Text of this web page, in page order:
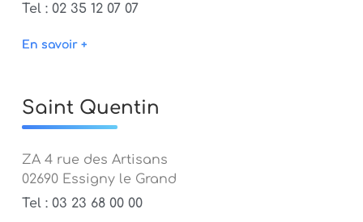
Tel : 02 35 12 07 07
En savoir +
Saint Quentin
ZA 4 rue des Artisans
02690 Essigny le Grand
Tel : 03 23 68 00 00